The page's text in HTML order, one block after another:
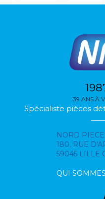
39 ANS À
Spécialiste pièces
NORD
180, RUE
59045 LILLE
QUI